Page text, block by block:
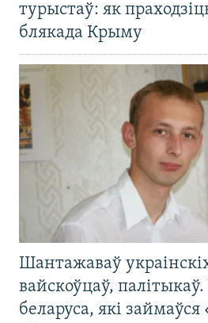
турыстаў: як
блякада Крыму
Шантажаваў
вайскоўцаў,
беларуса, які